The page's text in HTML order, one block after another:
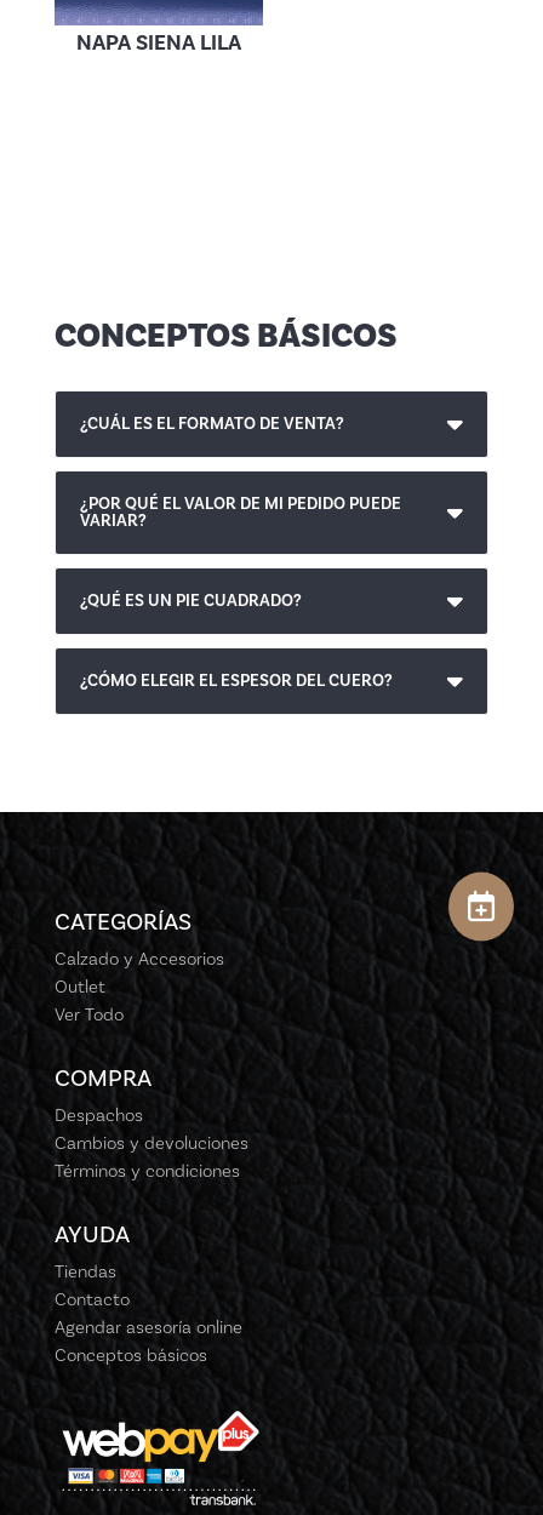
NAPA SIENA LILA
CONCEPTOS BÁSICOS
¿CUÁL ES EL FORMATO DE VENTA?
¿POR QUÉ EL VALOR DE MI PEDIDO PUEDE
VARIAR?
¿QUÉ ES UN PIE CUADRADO?
¿CÓMO ELEGIR EL ESPESOR DEL CUERO?
CATEGORÍAS
Calzado y Accesorios
Outlet
Ver Todo
COMPRA
Despachos
Cambios y devoluciones
Términos y condiciones
AYUDA
Tiendas
Contacto
Agendar asesoría online
Conceptos básicos